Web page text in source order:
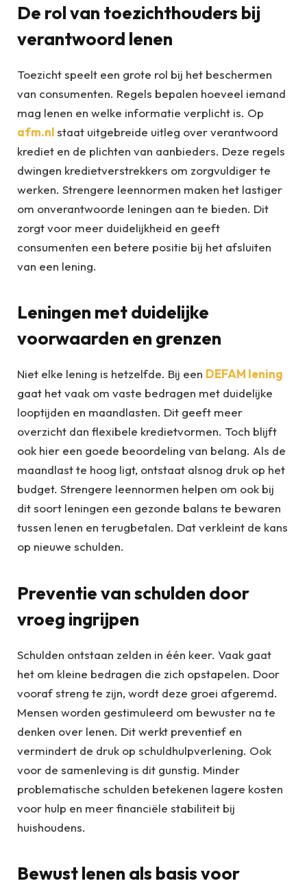
De rol van toezichthouders bij
verantwoord lenen
Toezicht speelt een grote rol bij het beschermen
van consumenten. Regels bepalen hoeveel iemand
mag lenen en welke informatie verplicht is. Op
afm.nlstaat uitgebreide uitleg over verantwoord
krediet en de plichten van aanbieders. Deze regels
dwingen kredietverstrekkers om zorgvuldiger te
werken. Strengere leennormen maken het lastiger
om onverantwoorde leningen aan te bieden. Dit
zorgt voor meer duidelijkheid en geeft
consumenten een betere positie bij het afsluiten
van een lening.
Leningen met duidelijke
voorwaarden en grenzen
Niet elke lening is hetzelfde. Bij een DEFAM lening
gaat het vaak om vaste bedragen met duidelijke
looptijden en maandlasten. Dit geeft meer
overzicht dan flexibele kredietvormen. Toch blijft
ook hier een goede beoordeling van belang. Als de
maandlast te hoog ligt, ontstaat alsnog druk op het
budget. Strengere leennormen helpen om ook bij
dit soort leningen een gezonde balans te bewaren
tussen lenen en terugbetalen. Dat verkleint de kans
op nieuwe schulden.
Preventie van schulden door
vroeg ingrijpen
Schulden ontstaan zelden in één keer. Vaak gaat
het om kleine bedragen die zich opstapelen. Door
vooraf streng te zijn, wordt deze groei afgeremd.
Mensen worden gestimuleerd om bewuster na te
denken over lenen. Dit werkt preventief en
vermindert de druk op schuldhulpverlening. Ook
voor de samenleving is dit gunstig. Minder
problematische schulden betekenen lagere kosten
voor hulp en meer financiële stabiliteit bij
huishoudens.
Bewust lenen als basis voor